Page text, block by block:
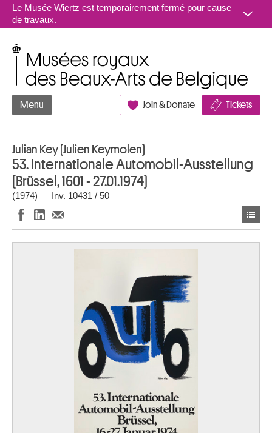
Aller au contenu
Le Musée Wiertz est temporairement fermé pour cause
de travaux.
Menu Join & Donate Tickets
Julian Key (Julien Keymolen)
53. Internationale Automobil-Ausstellung
(Brüssel, 1601 - 27.01.1974)
(1974) — Inv. 10431 / 50